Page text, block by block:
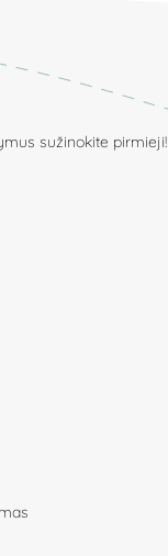
sužinokite pirmieji!